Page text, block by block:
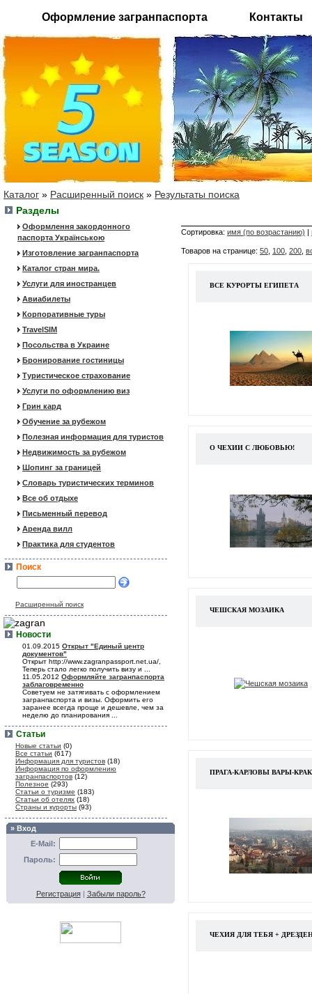
Оформление загранпаспорта Контакты
Каталог » Расширенный поиск » Результаты поиска
Разделы
Оформлення закордонного
паспорта Українською
Изготовление загранпаспорта
Каталог стран мира.
Услуги для иностранцев
Авиабилеты
Корпоративные туры
TravelSIM
Посольства в Украине
Бронирование гостиницы
Туристическое страхование
Услуги по оформлению виз
Грин кард
Обучение за рубежом
Полезная информация для туристов
Недвижимость за рубежом
Шопинг за границей
Словарь туристических терминов
Все об отдыхе
Письменный перевод
Аренда вилл
Практика для студентов
Поиск
Расширенный поиск
Новости
01.09.2015 Открыт "Единый центр
документов"
Открыт http://www.zagranpassport.net.ua/,
Теперь стало легко получить визу и ...
11.05.2012 Оформляйте загранпаспорта
заблаговременно
Советуем не затягивать с оформлением
загранпаспорта и визы. Оформить его
заранее всегда проще и дешевле, чем за
неделю до планирования ...
Статьи
Новые статьи (0)
Все статьи (617)
Информация для туристов (18)
Информация по оформлению
загранпаспортов (12)
Полезное (293)
Статьи о туризме (183)
Статьи об отелях (18)
Страны и курорты (93)
» Вход
E-Mail:
Пароль:
Регистрация| Забыли пароль?
Сортировка: имя (по возрастанию) |
Товаров на странице: 50 100 200
ВСЕ КУРОРТЫ ЕГИПЕТА
О ЧЕХИИ С ЛЮБОВЬЮ!
ЧЕШСКАЯ МОЗАИКА
ПРАГА-КАРЛОВЫ ВАРЫ-
ЧЕХИЯ ДЛЯ ТЕБЯ +